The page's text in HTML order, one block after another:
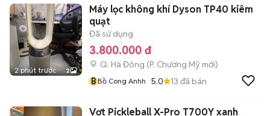
2 phút trước 2
Máy lọc không khí Dyson TP40 kiêm
quạt
Đã sử dụng
3.800.000 đ
Q. Hà Đông (P. Chương Mỹ mới)
BBồ Cong Anhh 5.0 13 đã bán
Vợt Pickleball X-Pro T700Y xanh